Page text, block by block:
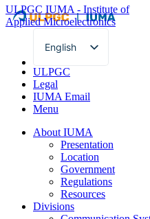
ULPGC IUMA - Institute of
Applied Microelectronics
English
Spanish
ULPGC
Legal
IUMA Email
Menu
About IUMA
Presentation
Location
Government
Regulations
Resources
Divisions